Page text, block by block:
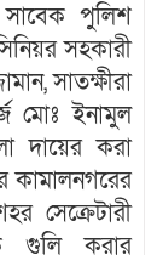
সাবেক পুলিশ
সহকারী
সাতক্ষীরা
মোঃ ইনামুল
দায়ের করা
কামালনগরের
সেক্রেটারী
গুলি করার